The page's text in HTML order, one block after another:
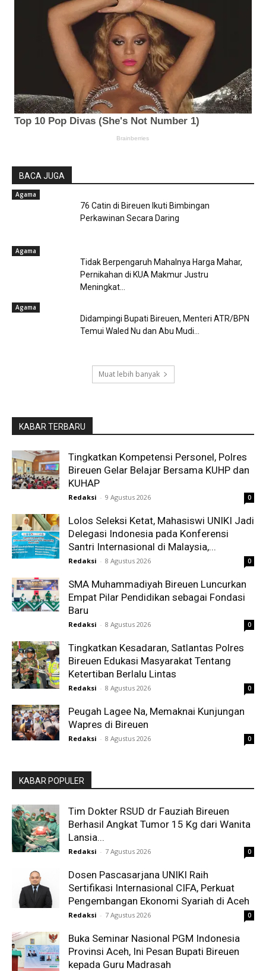
BACA JUGA
Agama
76 Catin di Bireuen Ikuti Bimbingan
Perkawinan Secara Daring
Agama
Tidak Berpengaruh Mahalnya Harga Mahar,
Pernikahan di KUA Makmur Justru
Meningkat...
Agama
Didampingi Bupati Bireuen, Menteri ATR/BPN
Temui Waled Nu dan Abu Mudi...
Muat lebih banyak
KABAR TERBARU
Tingkatkan Kompetensi Personel, Polres
Bireuen Gelar Belajar Bersama KUHP dan
KUHAP
Redaksi - 9 Agustus 2026 0
Lolos Seleksi Ketat, Mahasiswi UNIKI Jadi
Delegasi Indonesia pada Konferensi
Santri Internasional di Malaysia,...
Redaksi - 8 Agustus 2026 0
SMA Muhammadiyah Bireuen Luncurkan
Empat Pilar Pendidikan sebagai Fondasi
Baru
Redaksi - 8 Agustus 2026 0
Tingkatkan Kesadaran, Satlantas Polres
Bireuen Edukasi Masyarakat Tentang
Ketertiban Berlalu Lintas
Redaksi - 8 Agustus 2026 0
Peugah Lagee Na, Memaknai Kunjungan
Wapres di Bireuen
Redaksi - 8 Agustus 2026 0
KABAR POPULER
Tim Dokter RSUD dr Fauziah Bireuen
Berhasil Angkat Tumor 15 Kg dari Wanita
Lansia...
Redaksi - 7 Agustus 2026 0
Dosen Pascasarjana UNIKI Raih
Sertifikasi Internasional CIFA, Perkuat
Pengembangan Ekonomi Syariah di Aceh
Redaksi - 7 Agustus 2026 0
Buka Seminar Nasional PGM Indonesia
Provinsi Aceh, Ini Pesan Bupati Bireuen
kepada Guru Madrasah